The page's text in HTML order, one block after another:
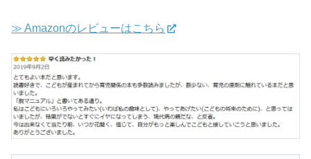
≫ Amazonのレビューはこちら